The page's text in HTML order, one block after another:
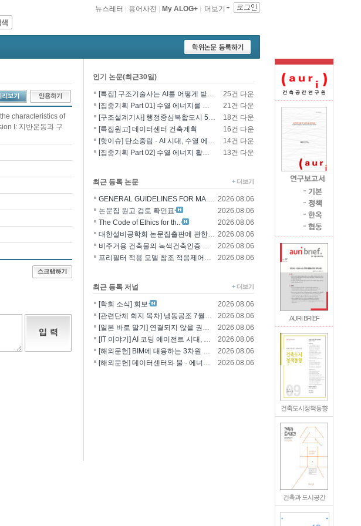
AURI BRIEF
건축도시정책동향
건축과 도시공간
더보기
My ALOG+
용어사전
뉴스레터
characteristics of
I: 지반운동과 구
인기 논문(최근30일)
[특집] 구조기술사는 AI를 어떻게 받아들일 것인가? - 영국구조기술사회의 AI 및 L..
25건 다운
[집중기획 Part 01] 수열 에너지를 이용한 건물 냉난방 및 데이터센터 냉각
21건 다운
[구조설계기사] 행정중심복합도시 5-1생활권 L5BL 공공주택 건설공사 모듈러 건축물 ..
18건 다운
[특집원고] 데이터센터 건축계획
16건 다운
[핫이슈] 탄소중립 · AI 시대, 수열 에너지 기술의 재조명과 고도화 방향
14건 다운
[집중기획 Part 02] 수열 에너지 활용 기술 및 수열 플랜트 적용
13건 다운
최근 등록 논문
GENERAL GUIDELINES FOR MA.. 2026.08.06
논문집 원고 검토 확인표
2026.08.06
The Code of Ethics for th..
2026.08.06
대한설비공학회 논문집출판에 관한 윤리규정 2026.08.06
비주거용 건축물의 녹색건축인증 에너지 및 환경..
2026.08.06
프리필터 적용 모델 참조 적응제어에 의한 가변..
2026.08.06
최근 등록 저널
[학회 소식] 회보
2026.08.06
[관련단체 회지 목차] 냉동공조 7월호(한국냉..
2026.08.06
[일본 바로 알기] 연결되지 않을 권리를 찾는..
2026.08.06
[IT 이야기] AI 코딩 에이전트 시대, 엔..
2026.08.06
[해외문헌] BIM에 대응하는 3차원 건축 설..
2026.08.06
[해외문헌] 데이터센터와 물 · 에너지의 통합..
2026.08.06